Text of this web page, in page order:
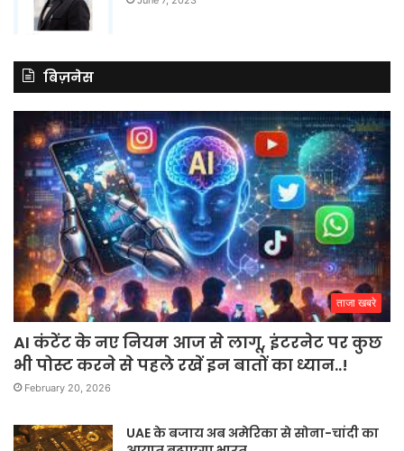
बिज़नेस
ताजा खबरे
AI कंटेंट के नए नियम आज से लागू, इंटरनेट पर कुछ
भी पोस्ट करने से पहले रखें इन बातों का ध्यान..!
February 20, 2026
UAE के बजाय अब अमेरिका से सोना-चांदी का